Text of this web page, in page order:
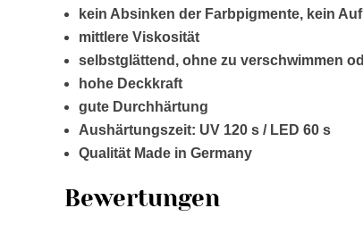
kein Absinken der Farbpigmente, kein
mittlere Viskosität
selbstglättend, ohne zu verschwimmen
hohe Deckkraft
gute Durchhärtung
Aushärtungszeit: UV 120 s / LED 60 s
Qualität Made in Germany
Bewertungen